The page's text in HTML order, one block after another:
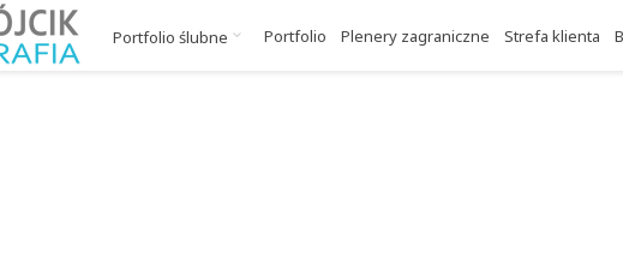
Portfolio ślubne Portfolio Plenery zagraniczne Strefa klienta